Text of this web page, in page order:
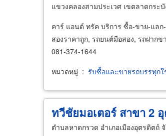
แขวงคลองสามประเวศ เขตลาดกระ
คาร์ แอนด์ ทรัค บริการ ซื้อ-ขาย-แลก
สองราคาถูก, รถยนต์มือสอง, รถฝาก
081-374-1644
หมวดหมู่ : รับซื้อและขายรถบรรทุก
ทวีชัยมอเตอร์ สาขา 2
ตำบลหาดกรวด อำเภอเมืองอุตรดิตถ์